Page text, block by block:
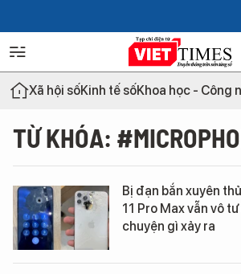
Xã hội sốKinh tế sốKhoa học - Công
TỪ KHÓA:
Bị đạn bắn xuyên
11 Pro Max vẫn vô
chuyện gì xảy ra